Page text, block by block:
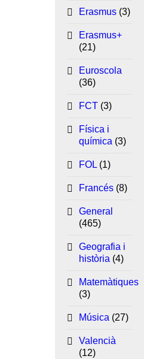
Erasmus(3)
Erasmus+
(21)
Euroscola
(36)
FCT(3)
Física i
química (3)
FOL(1)
Francés(8)
General
(465)
Geografia i
història (4)
Matemàtiques
(3)
Música (27)
Valencià
(12)